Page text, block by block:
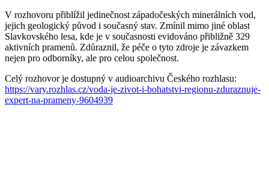
V rozhovoru přiblížil jedinečnost západočeských minerálních vod,
jejich geologický původ i současný stav. Zmínil mimo jiné oblast
Slavkovského lesa, kde je v současnosti evidováno přibližně 329
aktivních pramenů. Zdůraznil, že péče o tyto zdroje je závazkem
nejen pro odborníky, ale pro celou společnost.
Celý rozhovor je dostupný v audioarchivu Českého rozhlasu:
https://vary.rozhlas.cz/voda-je-zivot-i-bohatstvi-regionu-zduraznuje-
expert-na-prameny-9604939